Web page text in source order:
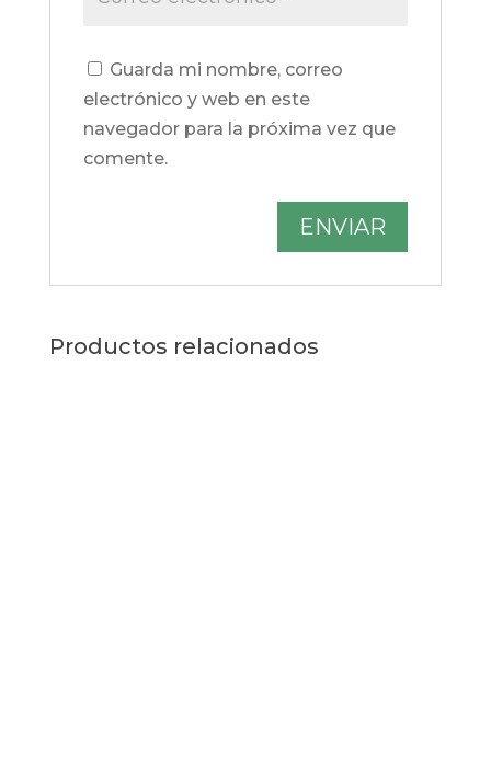
Guarda mi nombre, correo
electrónico y web en este
navegador para la próxima vez que
comente.
Productos relacionados